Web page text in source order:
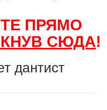
ПРЯМО
СЮДА!
дантист